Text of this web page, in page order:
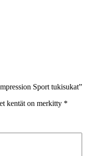
Sport tukisukat”
kentät on merkitty *